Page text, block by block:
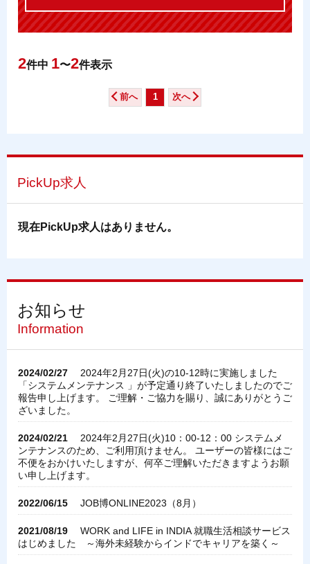
2件中 1〜2件表示
前へ 1 次へ
PickUp求人
現在PickUp求人はありません。
お知らせ
Information
2024/02/27
2024年2月27日(火)の10-12時に実施しました
「システムメンテナンス 」が予定通り終了いたしましたのでご
報告申し上げます。 ご理解・ご協力を賜り、誠にありがとうご
ざいました。
2024/02/21
2024年2月27日(火)10：00-12：00 システムメ
ンテナンスのため、ご利用頂けません。 ユーザーの皆様にはご
不便をおかけいたしますが、何卒ご理解いただきますようお願
い申し上げます。
2022/06/15 JOB博ONLINE2023（8月）
2021/08/19
WORK and LIFE in INDIA 就職生活相談サービス
はじめました ～海外未経験からインドでキャリアを築く～